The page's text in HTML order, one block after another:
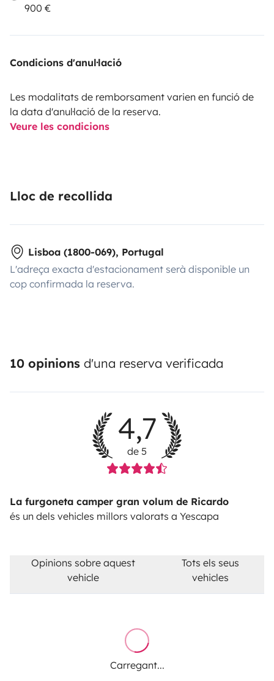
900 €
Condicions d'anul·lació
Les modalitats de remborsament varien en funció de
la data d'anul·lació de la reserva.
Veure les condicions
Lloc de recollida
Lisboa (1800-069), Portugal
L'adreça exacta d'estacionament serà disponible un
cop confirmada la reserva.
10 opinions d'una reserva verificada
4,7
de 5
La furgoneta camper gran volum de Ricardo
és un dels vehicles millors valorats a Yescapa
Opinions sobre aquest
vehicle
Tots els seus
vehicles
Carregant...